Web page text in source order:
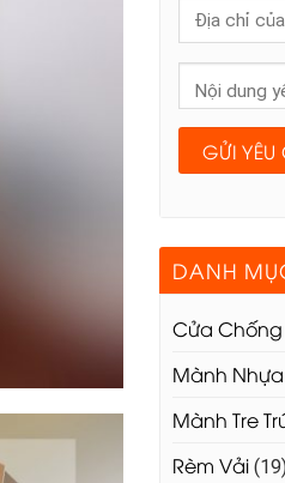
DANH
Cửa
Mành Nhựa
Mành Tre
Rèm Vải